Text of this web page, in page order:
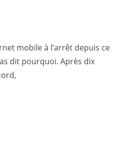
mobile à l’arrêt depuis ce
dit pourquoi. Après dix